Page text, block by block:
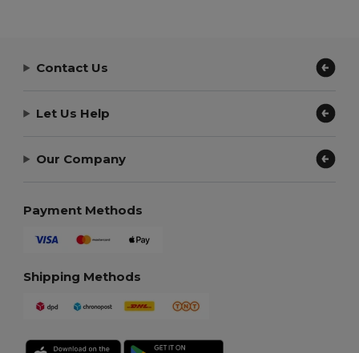
Contact Us
Let Us Help
Our Company
Payment Methods
Shipping Methods